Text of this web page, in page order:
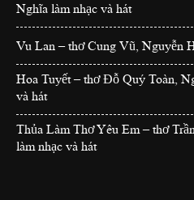
Nghĩa làm nhạc và hát
Vu Lan – thơ Cung Vũ, Nguyễn
Hoa Tuyết – thơ Đỗ Quý Toàn,
và hát
Thủa Làm Thơ Yêu Em – thơ
làm nhạc và hát